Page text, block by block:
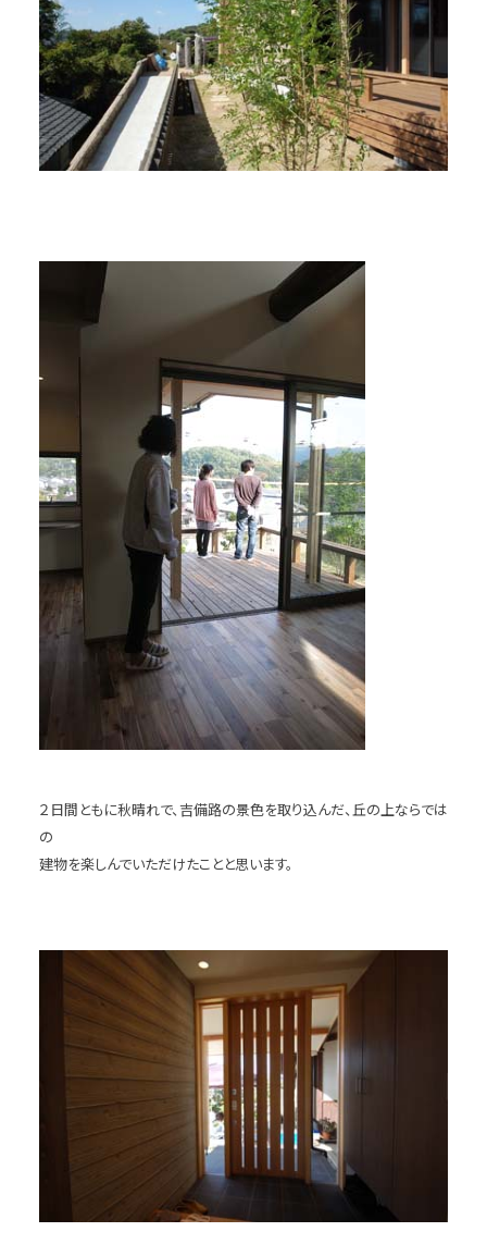
２日間ともに秋晴れで、吉備路の景色を取り込んだ、丘の上ならでは
の
建物を楽しんでいただけたことと思います。